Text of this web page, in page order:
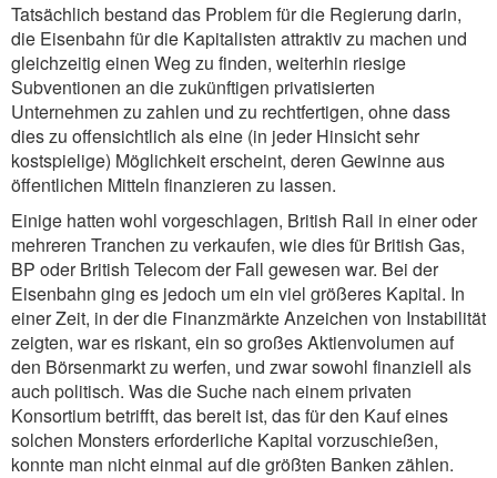
Tatsächlich bestand das Problem für die Regierung darin,
die Eisenbahn für die Kapitalisten attraktiv zu machen und
gleichzeitig einen Weg zu finden, weiterhin riesige
Subventionen an die zukünftigen privatisierten
Unternehmen zu zahlen und zu rechtfertigen, ohne dass
dies zu offensichtlich als eine (in jeder Hinsicht sehr
kostspielige) Möglichkeit erscheint, deren Gewinne aus
öffentlichen Mitteln finanzieren zu lassen.
Einige hatten wohl vorgeschlagen, British Rail in einer oder
mehreren Tranchen zu verkaufen, wie dies für British Gas,
BP oder British Telecom der Fall gewesen war. Bei der
Eisenbahn ging es jedoch um ein viel größeres Kapital. In
einer Zeit, in der die Finanzmärkte Anzeichen von Instabilität
zeigten, war es riskant, ein so großes Aktienvolumen auf
den Börsenmarkt zu werfen, und zwar sowohl finanziell als
auch politisch. Was die Suche nach einem privaten
Konsortium betrifft, das bereit ist, das für den Kauf eines
solchen Monsters erforderliche Kapital vorzuschießen,
konnte man nicht einmal auf die größten Banken zählen.